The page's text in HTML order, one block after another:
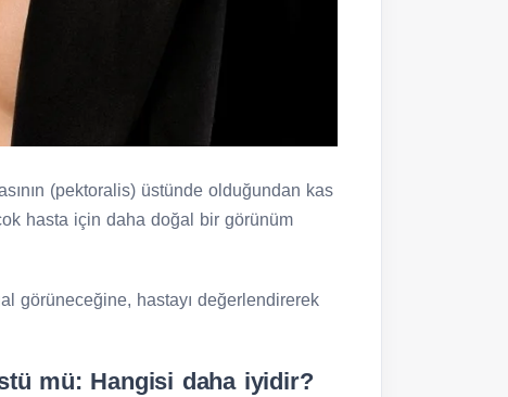
(pektoralis) üstünde olduğundan kas
hasta için daha doğal bir görünüm
görüneceğine, hastayı değerlendirerek
mü: Hangisi daha iyidir?